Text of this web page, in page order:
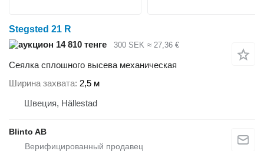
Stegsted 21 R
14 810 тенге
300 SEK ≈ 27,36 €
Сеялка сплошного высева механическая
Ширина захвата 2,5 м
Швеция, Hällestad
Blinto AB